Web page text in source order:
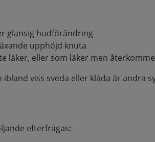
glansig hudförändring
upphöjd knuta
läker, eller som läker men
ibland viss sveda eller klåda är andra
efterfrågas: